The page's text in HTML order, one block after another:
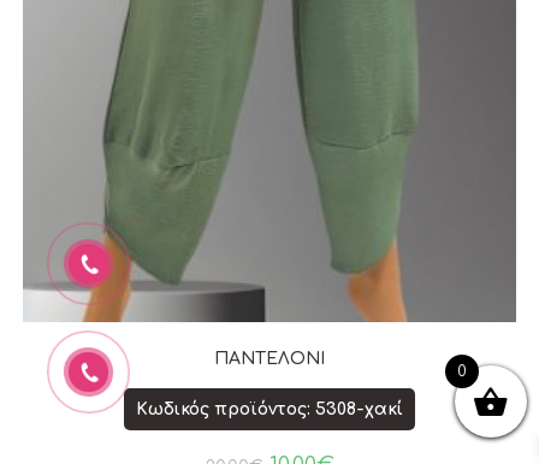
ΠΑΝΤΕΛΟΝΙ
Κωδικός προϊόντος: 5308-χακί
0